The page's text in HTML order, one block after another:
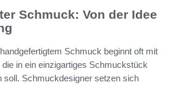
Schmuck: Von der Idee
Schmuck beginnt oft mit
in ein einzigartiges Schmuckstück
soll. Schmuckdesigner setzen sich